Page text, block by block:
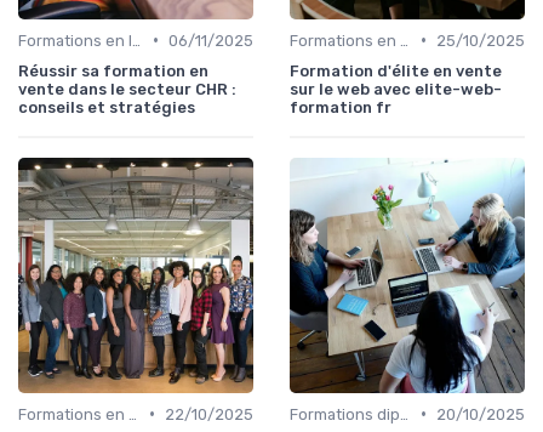
• 06/11/2025
Réussir sa formation en
vente dans le secteur CHR :
conseils et stratégies
•
25/10/2025
Formation d'élite en vente
sur le web avec elite-web-
formation fr
•
22/10/2025
•
20/10/2025